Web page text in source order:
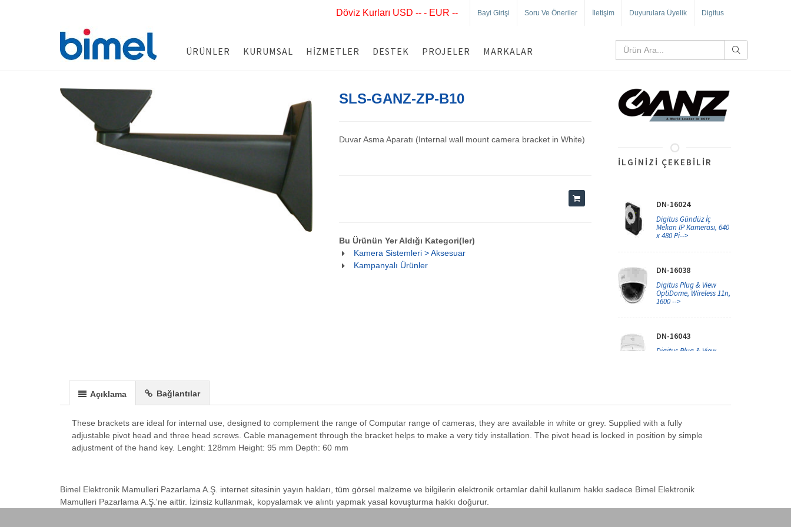
Döviz Kurları USD -- - EUR -- Bayi Girişi Soru Ve Öneriler İletişim Duyurulara Üyelik Digitus
ÜRÜNLER KURUMSAL HIZMETLER DESTEK PROJELER MARKALAR
SLS-GANZ-ZP-B10
Duvar Asma Aparatı (Internal wall mount camera bracket in White)
Bu Ürünün Yer Aldığı Kategori(ler)
Kamera Sistemleri > Aksesuar
Kampanyalı Ürünler
İLGINIZI ÇEKEBILIR
DN-16024
Digitus Gündüz İç
Mekan IP Kamerası, 640
x 480 Pi-->
DN-16038
Digitus Plug & View
OptiDome, Wireless 11n,
1600 -->
DN-16043
Digitus Plug & View
OptiView Pro, Wireless
11n, 1-->
Gündüz İç Mekan IP
Açıklama Bağlantılar
These brackets are ideal for internal use, designed to complement the range of Computar range of cameras, they are available in white or grey. Supplied with a fully
adjustable pivot head and three head screws. Cable management through the bracket helps to make a very tidy installation. The pivot head is locked in position by simple
adjustment of the hand key. Lenght: 128mm Height: 95 mm Depth: 60 mm
Bimel Elektronik Mamulleri Pazarlama A.Ş. internet sitesinin yayın hakları, tüm görsel malzeme ve bilgilerin elektronik ortamlar dahil kullanım hakkı sadece Bimel Elektronik
Mamulleri Pazarlama A.Ş.'ne aittir. İzinsiz kullanmak, kopyalamak ve alıntı yapmak yasal kovuşturma hakkı doğurur.